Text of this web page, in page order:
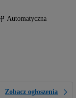
Automatyczna
Zobacz ogłoszenia